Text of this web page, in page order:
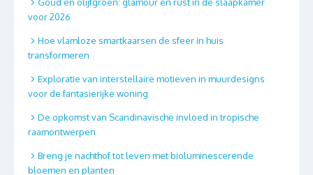
voor 2026
Hoe vlamloze smartkaarsen de sfeer in huis
transformeren
Exploratie van interstellaire motieven in muurdesigns
voor de fantasierijke woning
De opkomst van Scandinavische invloed in tropische
raamontwerpen
Breng je nachthof tot leven met bioluminescerende
bloemen en planten